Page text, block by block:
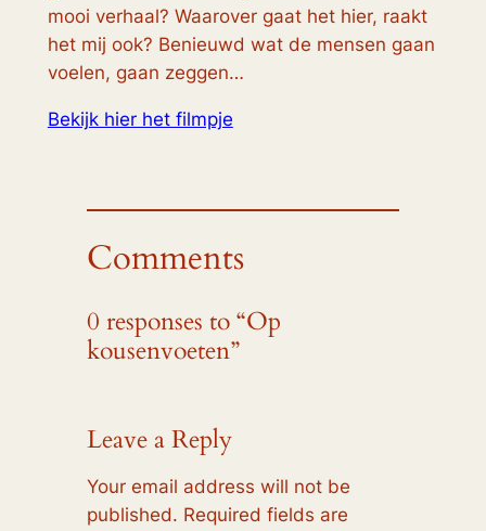
mooi verhaal? Waarover gaat het hier, raakt
het mij ook? Benieuwd wat de mensen gaan
voelen, gaan zeggen…
Bekijk hier het filmpje
Comments
0 responses to “Op
kousenvoeten”
Leave a Reply
Your email address will not be
published. Required fields are